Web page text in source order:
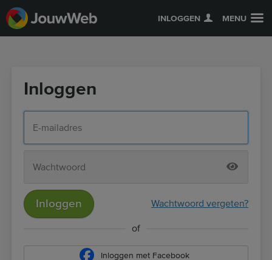
INLOGGEN MENU
Inloggen
Inloggen Wachtwoord vergeten?
of
Inloggen met Facebook